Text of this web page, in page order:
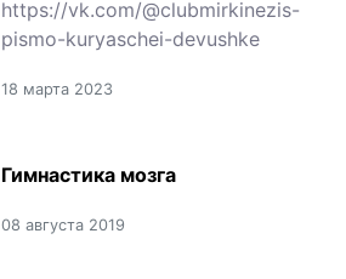
https://vk.com/@clubmirkinezis-
pismo-kuryaschei-devushke
18 марта 2023
Гимнастика мозга
08 августа 2019